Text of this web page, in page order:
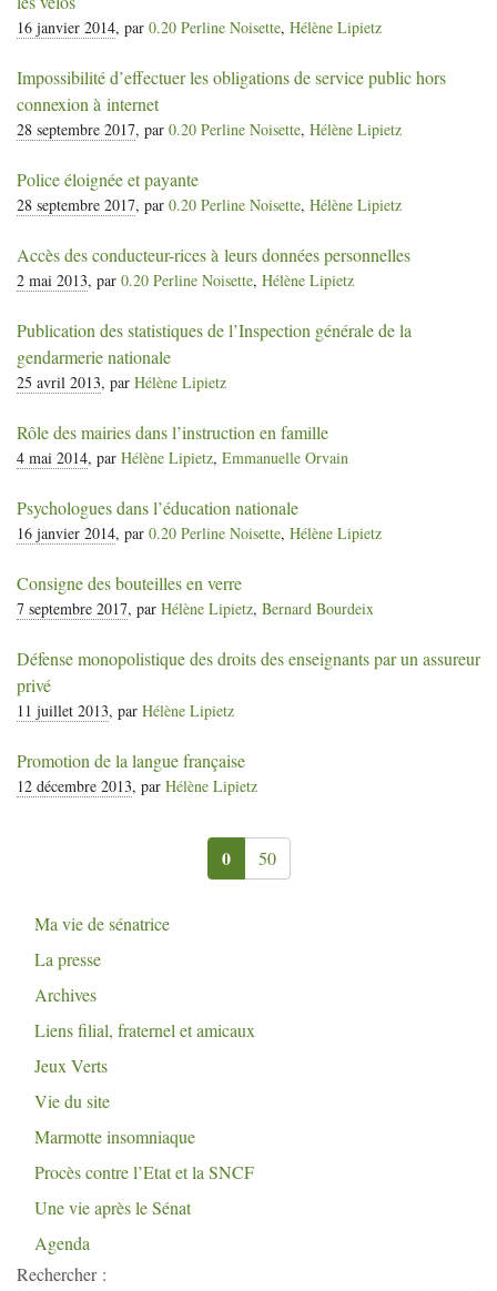
16 janvier 2014, par 0.20 Perline Noisette, Hélène Lipietz
Impossibilité d’effectuer les obligations de service public hors
connexion à internet
28 septembre 2017, par 0.20 Perline Noisette, Hélène Lipietz
Police éloignée et payante
28 septembre 2017, par 0.20 Perline Noisette, Hélène Lipietz
Accès des conducteur-rices à leurs données personnelles
2 mai 2013, par 0.20 Perline Noisette, Hélène Lipietz
Publication des statistiques de l’Inspection générale de la
gendarmerie nationale
25 avril 2013, par Hélène Lipietz
Rôle des mairies dans l’instruction en famille
4 mai 2014, par Hélène Lipietz, Emmanuelle Orvain
Psychologues dans l’éducation nationale
16 janvier 2014, par 0.20 Perline Noisette, Hélène Lipietz
Consigne des bouteilles en verre
7 septembre 2017, par Hélène Lipietz, Bernard Bourdeix
Défense monopolistique des droits des enseignants par un assureur
privé
11 juillet 2013, par Hélène Lipietz
Promotion de la langue française
12 décembre 2013, par Hélène Lipietz
0 50
Ma vie de sénatrice
La presse
Archives
Liens filial, fraternel et amicaux
Jeux Verts
Vie du site
Marmotte insomniaque
Procès contre l’Etat et la SNCF
Une vie après le Sénat
Agenda
Rechercher :